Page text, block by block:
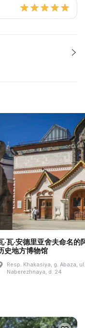
·瓦·安德里亚舍夫命名的
史地方博物馆
Resp. Khakasiya, g. Abaza, ul.
Naberezhnaya, d. 24